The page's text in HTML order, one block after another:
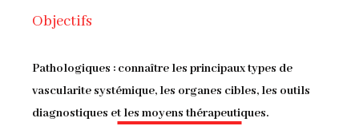
d'Ariane
Objectifs
Pathologiques : connaître les principaux types de
vascularite systémique, les organes cibles, les outils
diagnostiques et les moyens thérapeutiques.